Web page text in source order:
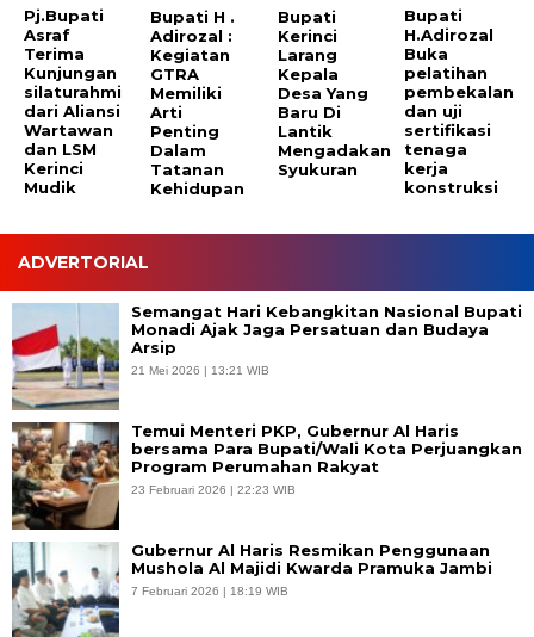
Pj.Bupati
Asraf
Terima
Kunjungan
silaturahmi
dari Aliansi
Wartawan
dan LSM
Kerinci
Mudik
Bupati H .
Adirozal :
Kegiatan
GTRA
Memiliki
Arti
Penting
Dalam
Tatanan
Kehidupan
Bupati
Kerinci
Larang
Kepala
Desa Yang
Baru Di
Lantik
Mengadakan
Syukuran
Bupati
H.Adirozal
Buka
pelatihan
pembekalan
dan uji
sertifikasi
tenaga
kerja
konstruksi
ADVERTORIAL
Semangat Hari Kebangkitan Nasional Bupati
Monadi Ajak Jaga Persatuan dan Budaya
Arsip
21 Mei 2026 | 13:21 WIB
Temui Menteri PKP, Gubernur Al Haris
bersama Para Bupati/Wali Kota Perjuangkan
Program Perumahan Rakyat
23 Februari 2026 | 22:23 WIB
Gubernur Al Haris Resmikan Penggunaan
Mushola Al Majidi Kwarda Pramuka Jambi
7 Februari 2026 | 18:19 WIB